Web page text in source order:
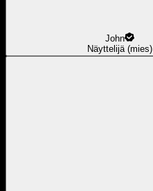
John
Näyttelijä (mies)